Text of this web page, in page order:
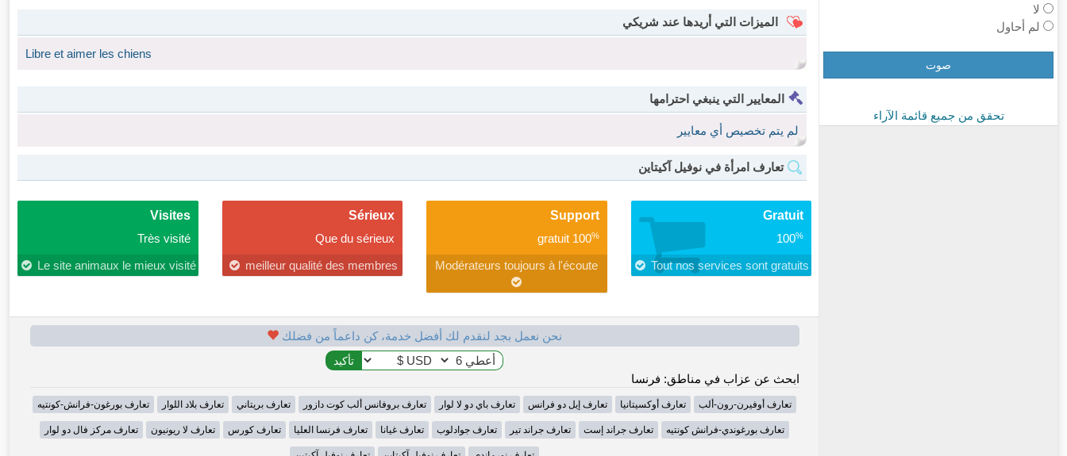
لا
لم أحاول
صوت
تحقق من جميع قائمة الآراء
الميزات التي أريدها عند شريكي
Libre et aimer les chiens
المعايير التي ينبغي احترامها
لم يتم تخصيص أي معايير
تعارف امرأة في نوفيل آكيتاين
Gratuit
100%
Tout nos services sont gratuits
Support
100%
gratuit
Modérateurs toujours à l'écoute
Sérieux
Que du sérieux
meilleur qualité des membres
Visites
Très visité
Le site animaux le mieux visité
نحن نعمل بجد لنقدم لك أفضل خدمة، كن داعماً من فضلك
ابحث عن عزاب في مناطق: فرنسا
تعارف أوفيرن-رون-ألب تعارف أوكسيتانيا تعارف إيل دو فرانس تعارف باي دو لا لوار تعارف بروفانس ألب كوت دازور تعارف بريتاني تعارف بلاد اللوار تعارف بورغون-فرانش-كونتيه
تعارف بورغوندي-فرانش كونتيه تعارف جراند إست تعارف جراند تير تعارف جوادلوب تعارف غيانا تعارف فرنسا العليا تعارف كورس تعارف لا ريونيون تعارف مركز فال دو لوار